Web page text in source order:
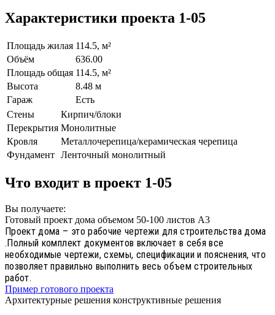
Характеристики проекта 1-05
Площадь жилая 114.5, м²
Объём
636.00
Площадь общая 114.5, м²
Высота
8.48 м
Гараж
Есть
Стены
Кирпич/блоки
Перекрытия Монолитные
Кровля
Металлочерепица/керамическая черепица
Фундамент Ленточный монолитный
Что входит в проект 1-05
Вы получаете:
Готовый проект дома объемом 50-100 листов А3
Проект дома – это рабочие чертежи для строительства дома
.Полный комплект документов включает в себя все
необходимые чертежи, схемы, спецификации и пояснения, что
позволяет правильно выполнить весь объем строительных
работ.
Пример готового проекта
Архитектурные решения конструктивные решения